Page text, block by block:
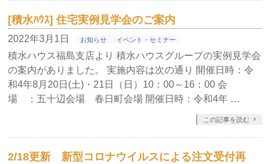
[積水ﾊｳｽ] 住宅実例見学会のご案内
2022年3月1日 お知らせ イベント・セミナー
積水ハウス福島支店より 積水ハウスグループの実例見学会
の案内がありました。 実施内容は次の通り 開催日時：令
和4年8月20日(土)・21日（日）10：00～16：00 会
場 ：五十辺会場 春日町会場 開催日時：令和4年 …
この記事を読む
2/18更新 新型コロナウイルスによる注文受付再